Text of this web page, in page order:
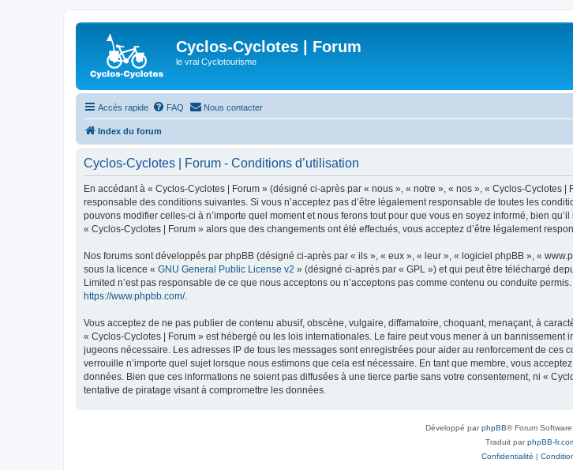
Cyclos-Cyclotes | Forum
le vrai Cyclotourisme
Accès rapide FAQ Nous contacter
Index du forum
Cyclos-Cyclotes | Forum - Conditions d’utilisation
En accédant à « Cyclos-Cyclotes | Forum » (désigné ci-après par « nous », « notre », « nos », « Cyclos-Cyclotes
responsable des conditions suivantes. Si vous n’acceptez pas d’être légalement responsable de toutes les
pouvons modifier celles-ci à n’importe quel moment et nous ferons tout pour que vous en soyez informé, bien
« Cyclos-Cyclotes | Forum » alors que des changements ont été effectués, vous acceptez d’être légalement
Nos forums sont développés par phpBB (désigné ci-après par « ils », « eux », « leur », « logiciel phpBB », «
sous la licence « GNU General Public License v2 » (désigné ci-après par « GPL ») et qui peut être téléchargé
Limited n’est pas responsable de ce que nous acceptons ou n’acceptons pas comme contenu ou conduite
https://www.phpbb.com/.
Vous acceptez de ne pas publier de contenu abusif, obscène, vulgaire, diffamatoire, choquant, menaçant, à
« Cyclos-Cyclotes | Forum » est hébergé ou les lois internationales. Le faire peut vous mener à un
jugeons nécessaire. Les adresses IP de tous les messages sont enregistrées pour aider au renforcement de
verrouille n’importe quel sujet lorsque nous estimons que cela est nécessaire. En tant que membre, vous
données. Bien que ces informations ne soient pas diffusées à une tierce partie sans votre consentement, ni «
tentative de piratage visant à compromettre les données.
Développé parphpBB® Forum
Traduit parphpBB-
Confidentialité |